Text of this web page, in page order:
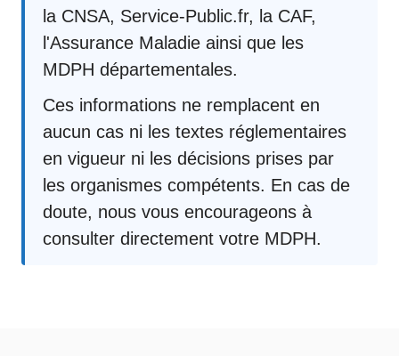
la CNSA, Service-Public.fr, la CAF,
l'Assurance Maladie ainsi que les
MDPH départementales.
Ces informations ne remplacent en
aucun cas ni les textes réglementaires
en vigueur ni les décisions prises par
les organismes compétents. En cas de
doute, nous vous encourageons à
consulter directement votre MDPH.